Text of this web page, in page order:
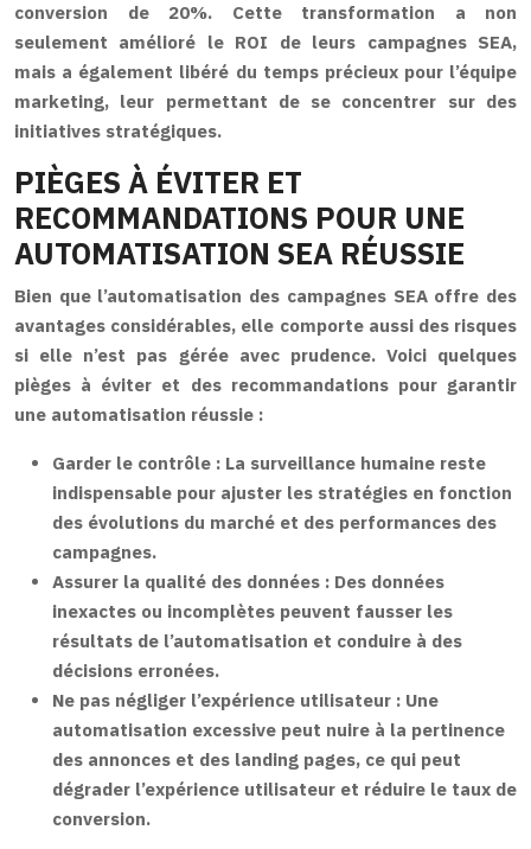
conversion de 20%. Cette transformation a non
seulement amélioré le ROI de leurs campagnes SEA,
mais a également libéré du temps précieux pour l’équipe
marketing, leur permettant de se concentrer sur des
initiatives stratégiques.
PIÈGES À ÉVITER ET
RECOMMANDATIONS POUR UNE
AUTOMATISATION SEA RÉUSSIE
Bien que l’automatisation des campagnes SEA offre des
avantages considérables, elle comporte aussi des risques
si elle n’est pas gérée avec prudence. Voici quelques
pièges à éviter et des recommandations pour garantir
une automatisation réussie :
Garder le contrôle : La surveillance humaine reste
indispensable pour ajuster les stratégies en fonction
des évolutions du marché et des performances des
campagnes.
Assurer la qualité des données : Des données
inexactes ou incomplètes peuvent fausser les
résultats de l’automatisation et conduire à des
décisions erronées.
Ne pas négliger l’expérience utilisateur : Une
automatisation excessive peut nuire à la pertinence
des annonces et des landing pages, ce qui peut
dégrader l’expérience utilisateur et réduire le taux de
conversion.